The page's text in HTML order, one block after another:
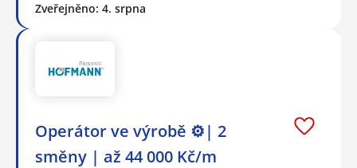
Zveřejněno: 4. srpna
Operátor ve výrobě ⚙️| 2
směny | až 44 000 Kč/m